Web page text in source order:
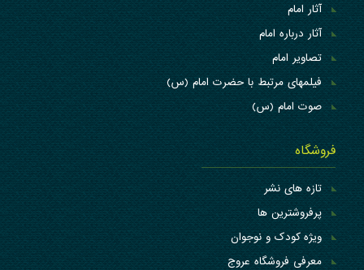
آثار امام
آثار درباره امام
تصاویر امام
فیلمهای مرتبط با حضرت امام (س)
صوت امام (س)
فروشگاه
تازه های نشر
پرفروشترین ها
ویژه کودک و نوجوان
معرفی فروشگاه عروج